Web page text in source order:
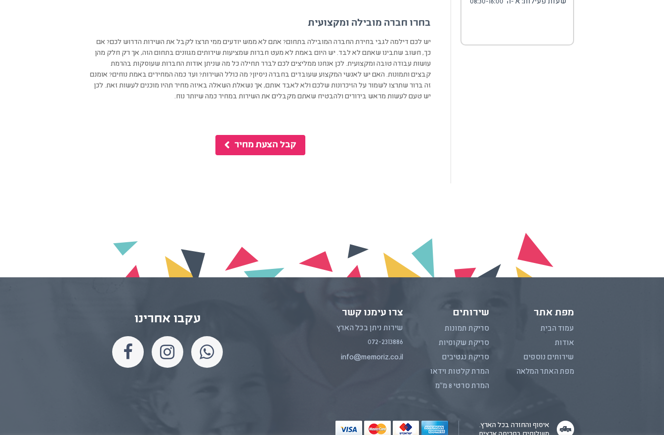
בחרו חברה מובילה ומקצועית
יש לכם דילמה לגבי בחירת החברה המובילה בתחום? אתם לא ממש יודעים ממי תרצו לקבל את השירות הדרוש לכם? אם
כך, חשוב שתבינו שאתם לא לבד. יש היום באמת לא מעט חברות שמציעות שירותים מגוונים בתחום הזה, אך רק חלק מהן
עושות עבודה טובה ומקצועית. לכן אנחנו ממליצים לכם לברר תחילה כל מה שניתן אודות החברות שעוסקות בהרמת
קבצים ותמונות. האם יש לאנשי המקצוע שעובדים בחברה ניסיון? מה כולל השירות? ועד כמה המחירים באמת נוחים? אומנם
זה ברור שתרצו לשמור על הזיכרונות שלכם ולא לאבד אותם, אך נשאלת השאלה באיזה מחיר תהיו מוכנים לעשות זאת. לכן
יש טעם לעשות מראש בירורים ולהבטיח שאתם מקבלים את השירות במחיר כמה שיותר נוח.
עקבו אחרינו מפת אתר
עמוד הבית
אודות
שירותים נוספים
מפת האתר המלאה
שירותים
סריקת תמונות
סריקת שקופיות
סריקת נגטיבים
המרת קלטות וידאו
המרת סרטי 8 מ"מ
צרו עימנו קשר
שירות ניתן בכל הארץ
072-2313886
info@memoriz.co.il
איסוף והחזרה בכל הארץ.